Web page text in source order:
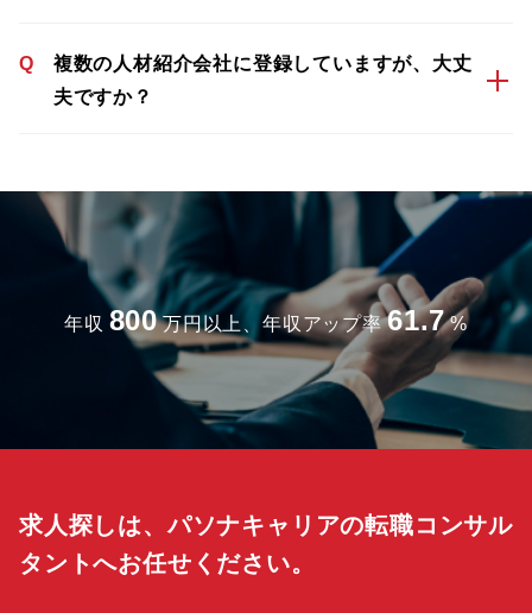
Q
複数の人材紹介会社に登録していますが、大丈
夫ですか？
年収 800 万円以上、年収アップ率 61.7 %
求人探しは、パソナキャリアの転職コンサル
タントへお任せください。